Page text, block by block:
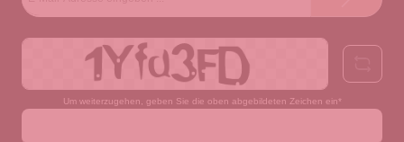
Um weiterzugehen, geben Sie die oben abgebildeten Zeichen ein*